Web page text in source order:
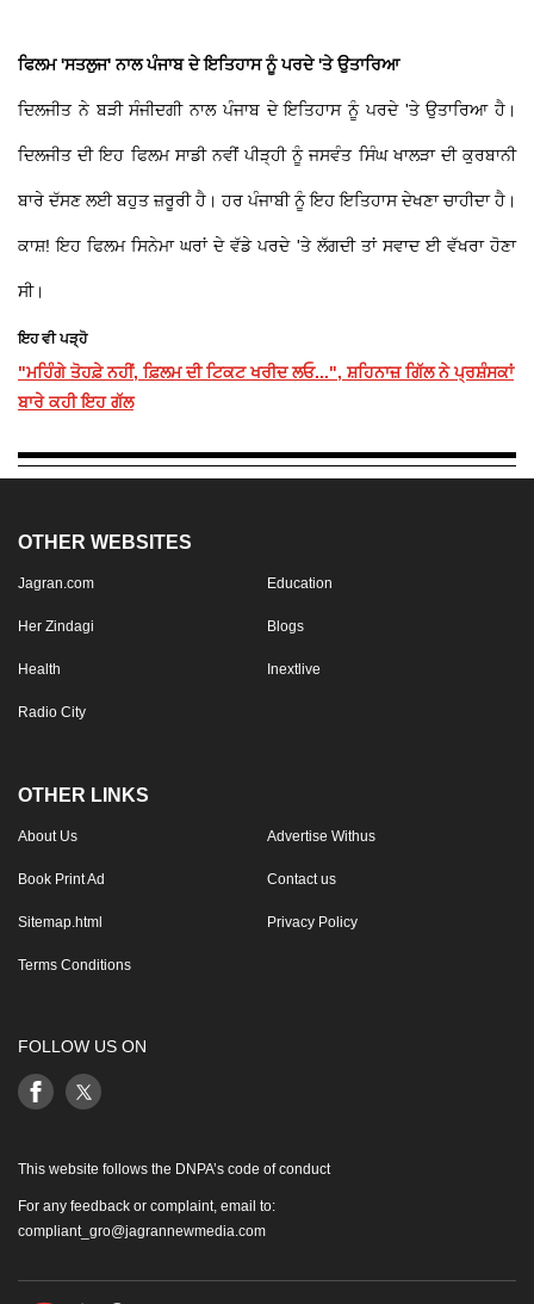
ਫਿਲਮ 'ਸਤਲੁਜ' ਨਾਲ ਪੰਜਾਬ ਦੇ ਇਤਿਹਾਸ ਨੂੰ ਪਰਦੇ 'ਤੇ ਉਤਾਰਿਆ
ਦਿਲਜੀਤ ਨੇ ਬੜੀ ਸੰਜੀਦਗੀ ਨਾਲ ਪੰਜਾਬ ਦੇ ਇਤਿਹਾਸ ਨੂੰ ਪਰਦੇ 'ਤੇ ਉਤਾਰਿਆ ਹੈ।
ਦਿਲਜੀਤ ਦੀ ਇਹ ਫਿਲਮ ਸਾਡੀ ਨਵੀਂ ਪੀੜ੍ਹੀ ਨੂੰ ਜਸਵੰਤ ਸਿੰਘ ਖਾਲੜਾ ਦੀ ਕੁਰਬਾਨੀ
ਬਾਰੇ ਦੱਸਣ ਲਈ ਬਹੁਤ ਜ਼ਰੂਰੀ ਹੈ। ਹਰ ਪੰਜਾਬੀ ਨੂੰ ਇਹ ਇਤਿਹਾਸ ਦੇਖਣਾ ਚਾਹੀਦਾ ਹੈ।
ਕਾਸ਼! ਇਹ ਫਿਲਮ ਸਿਨੇਮਾ ਘਰਾਂ ਦੇ ਵੱਡੇ ਪਰਦੇ 'ਤੇ ਲੱਗਦੀ ਤਾਂ ਸਵਾਦ ਈ ਵੱਖਰਾ ਹੋਣਾ
ਸੀ।
ਇਹ ਵੀ ਪੜ੍ਹੋ
"ਮਹਿੰਗੇ ਤੋਹਫ਼ੇ ਨਹੀਂ, ਫ਼ਿਲਮ ਦੀ ਟਿਕਟ ਖਰੀਦ ਲਓ...", ਸ਼ਹਿਨਾਜ਼ ਗਿੱਲ ਨੇ ਪ੍ਰਸ਼ੰਸਕਾਂ
ਬਾਰੇ ਕਹੀ ਇਹ ਗੱਲ
OTHER WEBSITES
Jagran.com Education
Her Zindagi Blogs
Health Inextlive
Radio City
OTHER LINKS
About Us Advertise Withus
Book Print Ad Contact us
Sitemap.html Privacy Policy
Terms Conditions
FOLLOW US ON
This website follows the DNPA’s code of conduct
For any feedback or complaint, email to:
compliant_gro@jagrannewmedia.com